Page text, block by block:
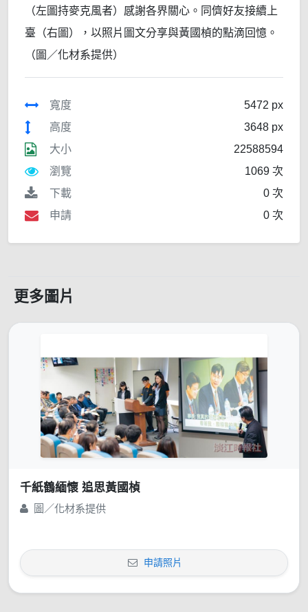
（左圖持麥克風者）感謝各界關心。同儕好友接續上
臺（右圖），以照片圖文分享與黃國楨的點滴回憶。
（圖／化材系提供）
寬度
5472 px
高度
3648 px
大小
22588594
瀏覽
1069 次
下載
0 次
申請
0 次
更多圖片
千紙鶴緬懷 追思黃國楨
圖／化材系提供
申請照片